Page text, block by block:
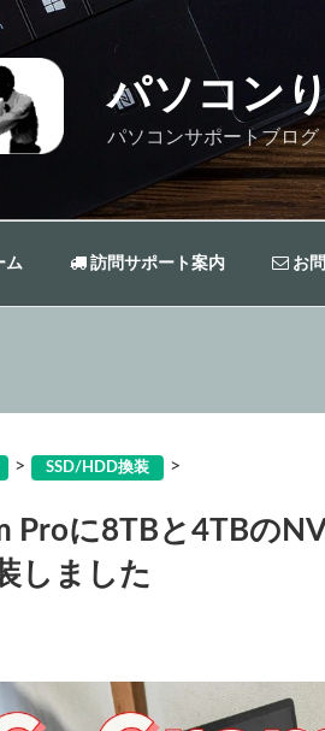
パソコン
パソコンサポートブログ
ム 訪問サポート案内 お
> SSD/HDD換装 >
Proに8TBと4TBの
しました